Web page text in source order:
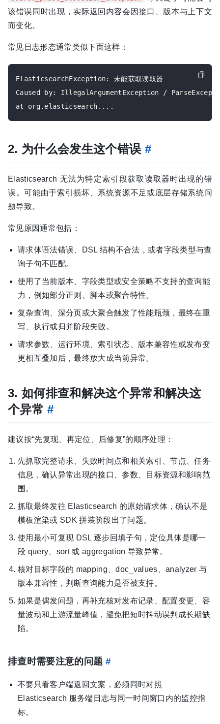
该错误同时出现，实际返回内容会因接口、版本与上下文
而变化。
常见日志形态通常类似下面这样：
ElasticsearchException: 未能获取读取器
Caused by: IllegalArgumentException /
2. 为什么会发生这个错误 #
Elasticsearch 无法为特定索引段获取读取器时出现的错
误。可能由于索引损坏、系统资源不足或底层存储系统问
题导致。
常见原因通常包括：
请求体语法错误、DSL 结构不合法，或者字段类型与查
询子句不匹配。
使用了当前版本、字段类型或安全策略不支持的查询能
力，例如部分正则、脚本或聚合特性。
复杂查询、深分页或大聚合触发了性能瓶颈，最终在重
写、执行或归并阶段失败。
请求参数、运行环境、索引状态、版本兼容性或发布变
更相互叠加后，最终放大成当前异常。
3. 如何排查和解决这个异常和解决这
个异常#
建议按“先复现、再定位、后修复”的顺序处理：
先抓取完整请求、失败时间点和相关索引、节点、任务
信息，确认异常出现的接口、参数、目标资源和影响范
围。
抓取最终发往 Elasticsearch 的原始请求体，确认不是
模板渲染或 SDK 拼装阶段出了问题。
使用最小可复现 DSL 逐步回填子句，定位具体是哪一
段 query、sort 或 aggregation 导致异常。
核对目标字段的 mapping、doc_values、analyzer 与
版本兼容性，判断查询能力是否被支持。
如果是偶发问题，再补充核对发布记录、配置变更、容
量波动和上游流量峰值，避免把短时抖动误判成长期缺
陷。
排查时需要注意的问题 #
不要只看客户端返回文案，必须同时对照
Elasticsearch 服务端日志与同一时间窗口内的监控指
标。